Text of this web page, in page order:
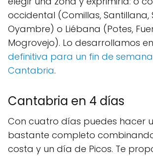
occidental (Comillas, Santillana,
Oyambre) o Liébana (Potes,
Mogrovejo). Lo desarrollamos
definitiva para un fin de
Cantabria.
Cantabria en 4 días
Con cuatro días puedes hacer
bastante completo
costa y un día de Picos. Te